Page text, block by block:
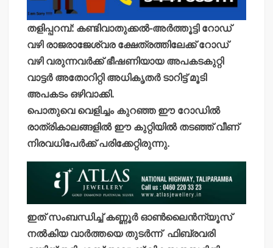
തളിപ്പറമ്പ്: കണ്ടിവാതുക്കല്‍-അര്‍ത്തൂട്ടി റോഡ്
വഴി രാജരാജേശ്വര ക്ഷേത്രത്തിലേക്ക് റോഡ്
വഴി വരുന്നവര്‍ക്ക് ഭീഷണിയായ അപകടകുറ്റി
വാട്ടര്‍ അതോറിറ്റി അധികൃതര്‍ ടാറിട്ട് മൂടി
അപകടം ഒഴിവാക്കി.
പൊതുവെ വെളിച്ചം കുറഞ്ഞ ഈ റോഡില്‍
രാത്രികാലങ്ങളില്‍ ഈ കുറ്റിയില്‍ തടഞ്ഞ് വീണ്
നിരവധിപേര്‍ക്ക് പരിക്കേറ്റിരുന്നു.
ഇത് സംബന്ധിച്ച് കണ്ണൂര്‍ ഓണ്‍ലൈന്‍ന്യൂസ്
നല്‍കിയ വാര്‍ത്തയെ തുടര്‍ന്ന് ഫിബ്രവരി